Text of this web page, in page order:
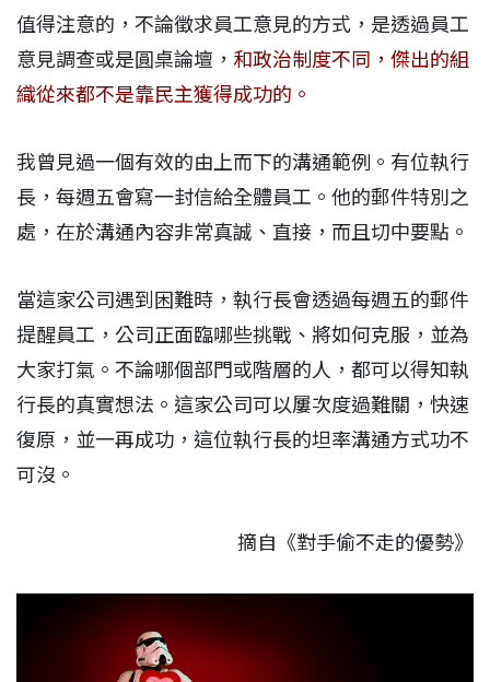
值得注意的，不論徵求員工意見的方式，是透過員工
意見調查或是圓桌論壇， 和政治制度不同，傑出的組
織從來都不是靠民主獲得成功的。
我曾見過一個有效的由上而下的溝通範例。有位執行
長，每週五會寫一封信給全體員工。他的郵件特別之
處，在於溝通內容非常真誠、直接，而且切中要點。
當這家公司遇到困難時，執行長會透過每週五的郵件
提醒員工，公司正面臨哪些挑戰、將如何克服，並為
大家打氣。不論哪個部門或階層的人，都可以得知執
行長的真實想法。這家公司可以屢次度過難關，快速
復原，並一再成功，這位執行長的坦率溝通方式功不
可沒。
摘自《對手偷不走的優勢》